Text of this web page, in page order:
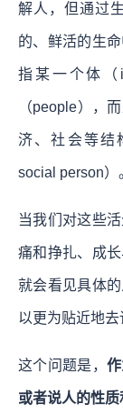
解人，但通过
的、鲜活的生
指某一个体（
（people），
济、社会等结
social person）
当我们对这些
痛和挣扎、成
就会看见具体
以更为贴近地去
这个问题是，
或者说人的性质